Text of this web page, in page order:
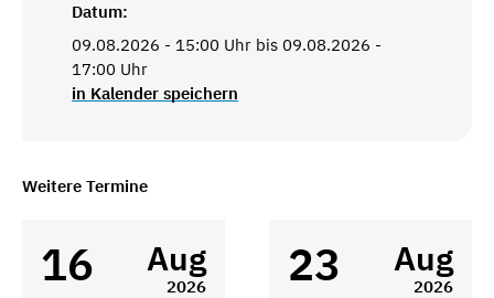
Datum:
09.08.2026 - 15:00 Uhr bis 09.08.2026 -
17:00 Uhr
in Kalender speichern
Weitere Termine
16 Aug
2026
23 Aug
2026